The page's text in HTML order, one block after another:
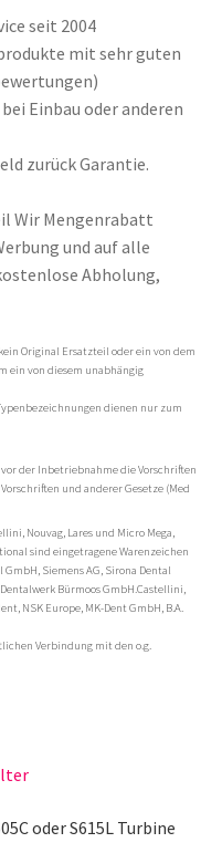
seit 2004
mit sehr guten
Einbau oder anderen
zurück Garantie.
Wir Mengenrabatt
und auf alle
Abholung,
Original Ersatzteil oder ein von dem
ein von diesem unabhängig
dienen nur zum
der Inbetriebnahme die Vorschriften
und anderer Gesetze (Med
Nouvag, Lares und Micro Mega,
sind eingetragene Warenzeichen
Siemens AG, Sirona Dental
Bürmoos GmbH.Castellini,
NSK Europe, MK-Dent GmbH, B.A.
Verbindung mit den o.g.
oder S615L Turbine